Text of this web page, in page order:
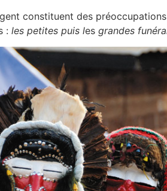
constituent des
: les petites puis les grandes